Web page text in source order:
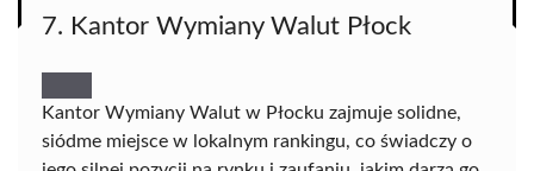
7. Kantor Wymiany Walut Płock
Kantor Wymiany Walut w Płocku zajmuje solidne,
siódme miejsce w lokalnym rankingu, co świadczy o